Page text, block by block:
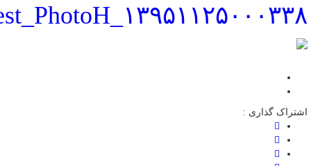
۱۳۹۵۱۱۲۵۰۰۰۳۳۸_Test_PhotoH
اشتراک گذاری :